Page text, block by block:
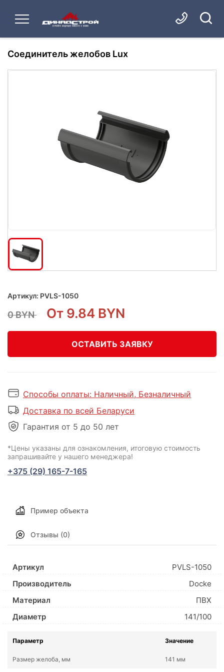
Соединитель желобов Lux
Артикул: PVLS-1050
0 BYN От 9.84 BYN
ОСТАВИТЬ ЗАЯВКУ
Способы оплаты: Наличный, Безналичный
Доставка по всей Беларуси
Гарантия от 5 до 50 лет
*Цены указаны для ознакомления, итоговую стоимость
запрашивайте у нашего менеджера!
+375 (29) 165-7-165
Пример объекта
Отзывы (0)
Артикул
PVLS-1050
Производитель
Docke
Материал
ПВХ
Диаметр
141/100
Параметр Значение
Размер желоба, мм 141 мм